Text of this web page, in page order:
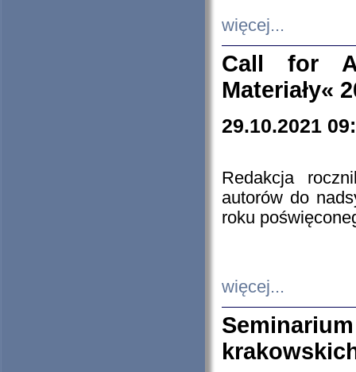
więcej...
Call for
Materiały«
29.10.2021
Redakcja
autorów do
roku
więcej...